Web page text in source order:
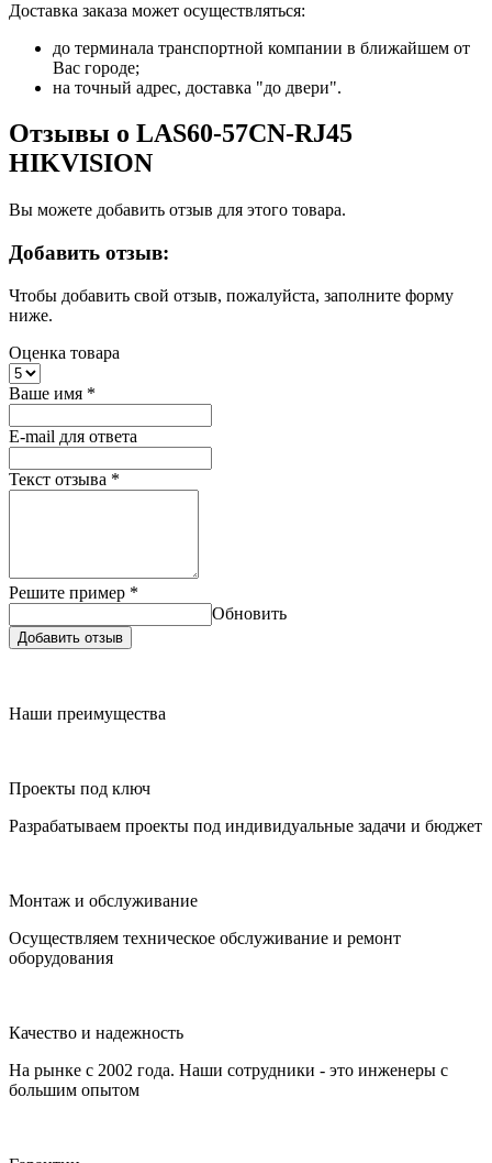
Доставка заказа может осуществляться:
до терминала транспортной компании в ближайшем от
Вас городе;
на точный адрес, доставка "до двери".
Отзывы о LAS60-57CN-RJ45
HIKVISION
Вы можете добавить отзыв для этого товара.
Добавить отзыв:
Чтобы добавить свой отзыв, пожалуйста, заполните форму
ниже.
Оценка товара
Ваше имя *
E-mail для ответа
Текст отзыва *
Решите пример *
Обновить
Добавить отзыв
Наши преимущества
Проекты под ключ
Разрабатываем проекты под индивидуальные задачи и бюджет
Монтаж и обслуживание
Осуществляем техническое обслуживание и ремонт
оборудования
Качество и надежность
На рынке с 2002 года. Наши сотрудники - это инженеры с
большим опытом